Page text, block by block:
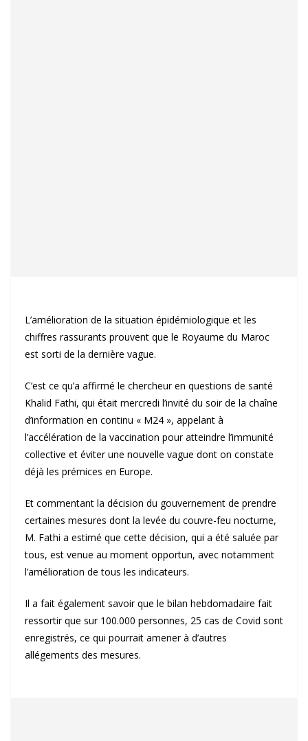
L’amélioration de la situation épidémiologique et les
chiffres rassurants prouvent que le Royaume du Maroc
est sorti de la dernière vague.
C’est ce qu’a affirmé le chercheur en questions de santé
Khalid Fathi, qui était mercredi l’invité du soir de la chaîne
d’information en continu « M24 », appelant à
l’accélération de la vaccination pour atteindre l’immunité
collective et éviter une nouvelle vague dont on constate
déjà les prémices en Europe.
Et commentant la décision du gouvernement de prendre
certaines mesures dont la levée du couvre-feu nocturne,
M. Fathi a estimé que cette décision, qui a été saluée par
tous, est venue au moment opportun, avec notamment
l’amélioration de tous les indicateurs.
Il a fait également savoir que le bilan hebdomadaire fait
ressortir que sur 100.000 personnes, 25 cas de Covid sont
enregistrés, ce qui pourrait amener à d’autres
allégements des mesures.